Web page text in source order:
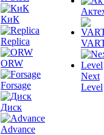
КиК
Replica
ORW
Forsage
Диск
Advance
Next
Level